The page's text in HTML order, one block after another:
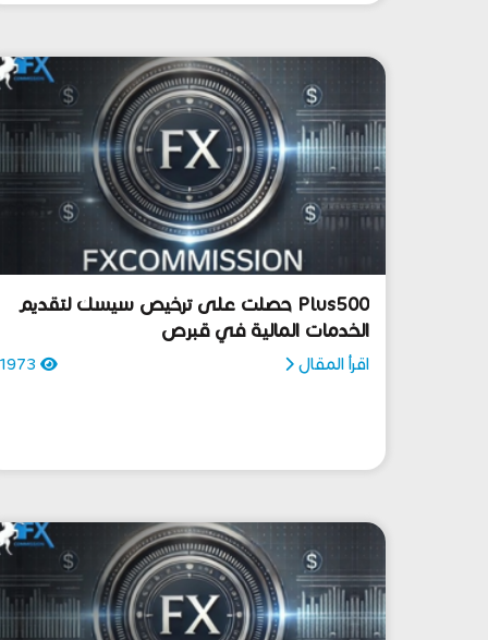
Plus500 حصلت على ترخيص سيسك لتقديم
الخدمات المالية في قبرص
اقرأ المقال